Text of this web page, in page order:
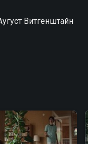
Витгенштайн